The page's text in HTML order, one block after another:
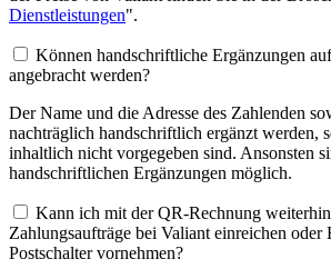
Dienstleistungen".
Können handschriftliche Ergänzungen
angebracht werden?
Der Name und die Adresse des Zahlenden
nachträglich handschriftlich ergänzt werden,
inhaltlich nicht vorgegeben sind. Ansonsten
handschriftlichen Ergänzungen möglich.
Kann ich mit der QR-Rechnung
Zahlungsaufträge bei Valiant einreichen oder
Postschalter vornehmen?